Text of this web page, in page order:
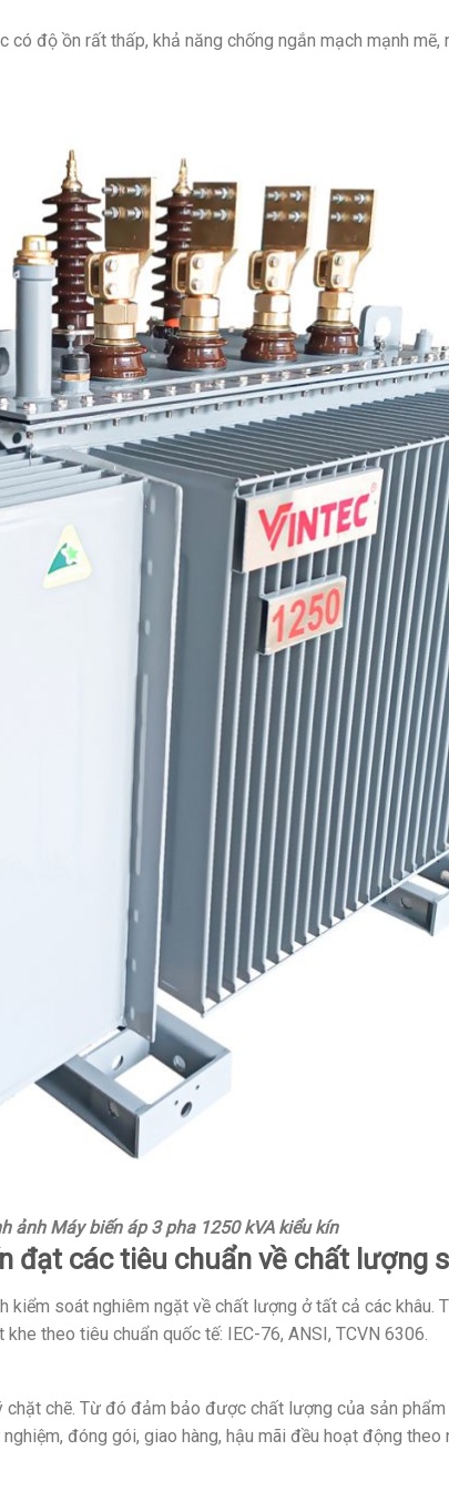
độ ồn rất thấp, khả năng chống ngắn mạch mạnh
ảnh Máy biến áp 3 pha 1250 kVA kiểu kín
đạt các tiêu chuẩn về chất lượng
kiểm soát nghiêm ngặt về chất lượng ở tất cả các khâu.
theo tiêu chuẩn quốc tế: IEC-76, ANSI, TCVN 6306.
chẽ. Từ đó đảm bảo được chất lượng của sản
đóng gói, giao hàng, hậu mãi đều hoạt động